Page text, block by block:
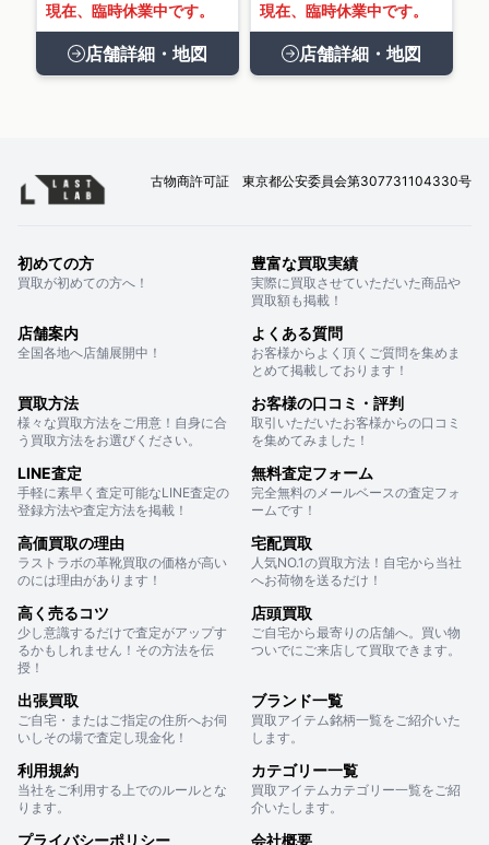
現在、臨時休業中です。
店舗詳細・地図
現在、臨時休業中です。
店舗詳細・地図
古物商許可証 東京都公安委員会第307731104330号
初めての方
買取が初めての方へ！
豊富な買取実績
実際に買取させていただいた商品や
買取額も掲載！
店舗案内
全国各地へ店舗展開中！
よくある質問
お客様からよく頂くご質問を集めま
とめて掲載しております！
買取方法
様々な買取方法をご用意！自身に合
う買取方法をお選びください。
お客様の口コミ・評判
取引いただいたお客様からの口コミ
を集めてみました！
LINE査定
手軽に素早く査定可能なLINE査定の
登録方法や査定方法を掲載！
無料査定フォーム
完全無料のメールベースの査定フォ
ームです！
高価買取の理由
ラストラボの革靴買取の価格が高い
のには理由があります！
宅配買取
人気NO.1の買取方法！自宅から当社
へお荷物を送るだけ！
高く売るコツ
少し意識するだけで査定がアップす
るかもしれません！その方法を伝
授！
店頭買取
ご自宅から最寄りの店舗へ。買い物
ついでにご来店して買取できます。
出張買取
ご自宅・またはご指定の住所へお伺
いしその場で査定し現金化！
ブランド一覧
買取アイテム銘柄一覧をご紹介いた
します。
利用規約
当社をご利用する上でのルールとな
ります。
カテゴリー一覧
買取アイテムカテゴリー一覧をご紹
介いたします。
プライバシーポリシー 会社概要